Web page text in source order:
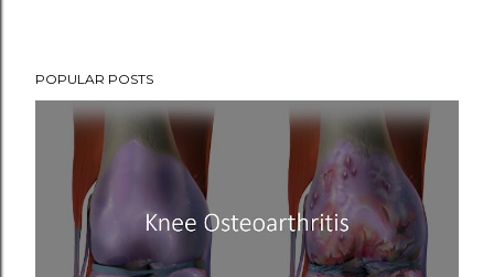
POPULAR POSTS